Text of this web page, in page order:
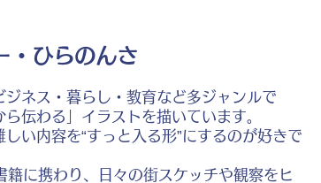
・ひらのんさ
ジネス・暮らし・教育など多ジャンルで
ら伝わる」イラストを描いています。
い内容を“すっと入る形”にするのが好きで
に携わり、日々の街スケッチや観察をヒ